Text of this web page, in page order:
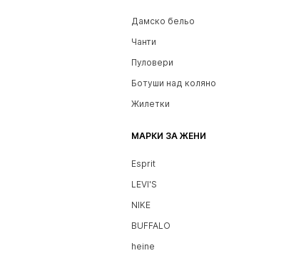
Дамско бельо
Чанти
Пуловери
Ботуши над коляно
Жилетки
МАРКИ ЗА ЖЕНИ
Esprit
LEVI'S
NIKE
BUFFALO
heine